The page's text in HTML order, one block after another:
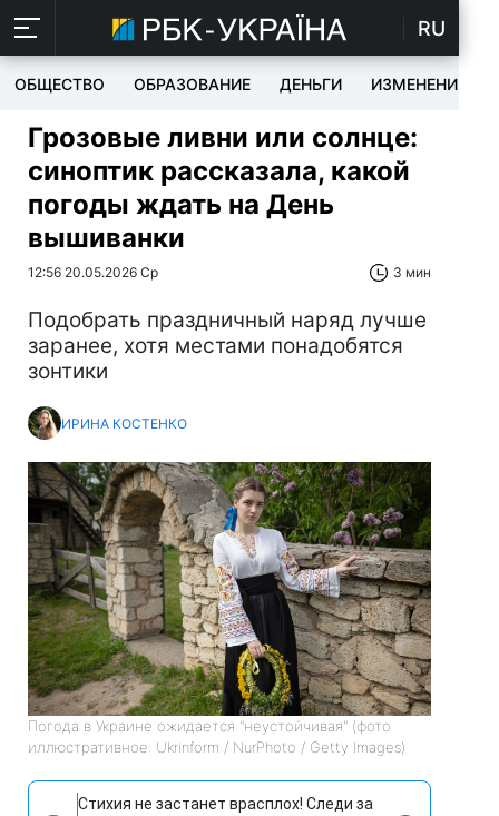
RU
ОБЩЕСТВО ОБРАЗОВАНИЕ ДЕНЬГИ ИЗМЕНЕНИЯ
Грозовые ливни или солнце:
синоптик рассказала, какой
погоды ждать на День
вышиванки
12:56 20.05.2026 Ср 3 мин
Подобрать праздничный наряд лучше
заранее, хотя местами понадобятся
зонтики
ИРИНА КОСТЕНКО
Погода в Украине ожидается "неустойчивая" (фото
иллюстративное: Ukrinform / NurPhoto / Getty Images)
Стихия не застанет врасплох! Следи за